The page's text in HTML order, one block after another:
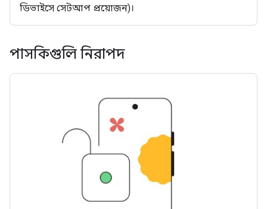
ডিভাইসে সেটআপ প্রয়োজন)।
পাসকিগুলি নিরাপদ